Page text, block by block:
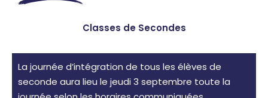
Classes de Secondes
La journée d’intégration de tous les élèves de
seconde aura lieu le jeudi 3 septembre toute la